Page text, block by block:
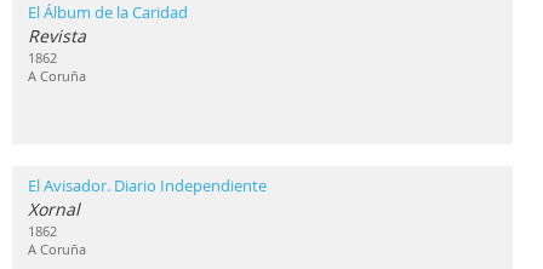
El Álbum de la Caridad
Revista
1862
A Coruña
El Avisador. Diario Independiente
Xornal
1862
A Coruña